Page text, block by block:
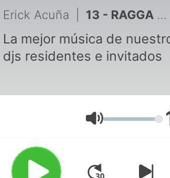
Erick Acuña 13 - RAGGA NIGHTS #5 (DJ ERICK ACUÑA)
La mejor música de
djs residentes e invitados
Volum